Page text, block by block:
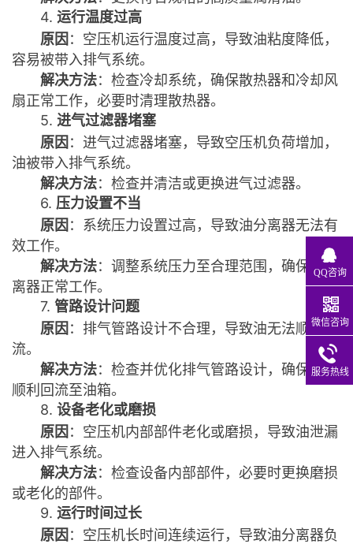
4. 运行温度过高
原因 ：空压机运行温度过高，导致油粘度降低，
容易被带入排气系统。
解决方法：检查冷却系统，确保散热器和冷却风
扇正常工作，必要时清理散热器。
5. 进气过滤器堵塞
原因 ：进气过滤器堵塞，导致空压机负荷增加，
油被带入排气系统。
解决方法：检查并清洁或更换进气过滤器。
6. 压力设置不当
原因 ：系统压力设置过高，导致油分离器无法有
效工作。
解决方法：调整系统压力至合理范围，确保油分
离器正常工作。
7. 管路设计问题
原因 ：排气管路设计不合理，导致油无法顺利回
流。
解决方法：检查并优化排气管路设计，确保油能
顺利回流至油箱。
8. 设备老化或磨损
原因 ：空压机内部部件老化或磨损，导致油泄漏
进入排气系统。
解决方法：检查设备内部部件，必要时更换磨损
或老化的部件。
9. 运行时间过长
原因 ：空压机长时间连续运行，导致油分离器负
QQ咨询
微信咨询
服务热线